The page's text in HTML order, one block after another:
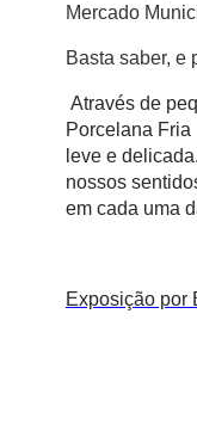
Mercado
Basta saber, e
Através de
Porcelana Fria
leve e
nossos
em cada uma
Exposição por